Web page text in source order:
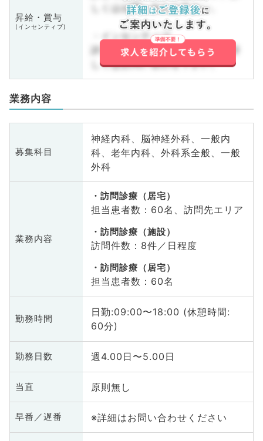
昇給・賞与
(インセンティブ)
しくはお問い合わせ下さい。
・インセンティブ
詳しくはお問い合わせ下さい。詳
しくはお問い合わせ下さい。
業務内容
募集科目
神経内科、脳神経外科、一般内
科、老年内科、外科系全般、一般
外科
業務内容
訪問診療（居宅）
担当患者数：60名、訪問先エリア
訪問診療（施設）
訪問件数：8件／日程度
訪問診療（居宅）
担当患者数：60名
勤務時間
日勤:09:00〜18:00 (休憩時間:
60分)
勤務日数 週4.00日〜5.00日
当直 原則無し
早番／遅番 ※詳細はお問い合わせください